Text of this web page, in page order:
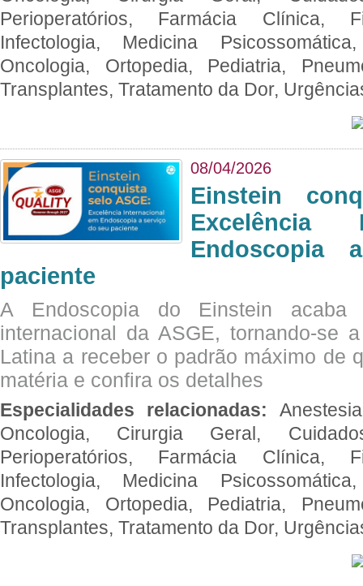
Perioperatórios, Farmácia Clínica,
Infectologia, Medicina
Oncologia, Ortopedia, Pediatria,
Transplantes, Tratamento da Dor,
08/04/2026
Einstein
Excelência
Endoscopia
paciente
A Endoscopia do Einstein
internacional da ASGE, tornando-se
Latina a receber o padrão máximo de
matéria e confira os detalhes
Especialidades relacionadas:
Oncologia, Cirurgia Geral,
Perioperatórios, Farmácia Clínica,
Infectologia, Medicina
Oncologia, Ortopedia, Pediatria,
Transplantes, Tratamento da Dor,